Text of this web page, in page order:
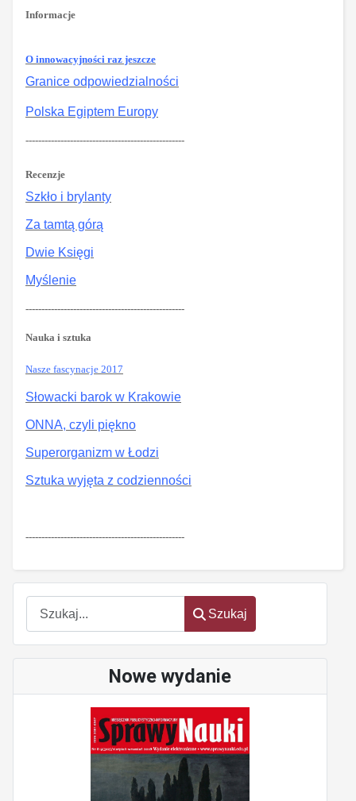
Szukaj
Szukaj
Nowe wydanie
Informacje
O innowacyjności raz jeszcze
Granice odpowiedzialności
Polska Egiptem Europy
--------------------------------------------------
Recenzje
Szkło i brylanty
Za tamtą górą
Dwie Księgi
Myślenie
--------------------------------------------------
Nauka i sztuka
Nasze fascynacje 2017
Słowacki barok w Krakowie
ONNA, czyli piękno
Superorganizm w Łodzi
Sztuka wyjęta z codzienności
--------------------------------------------------